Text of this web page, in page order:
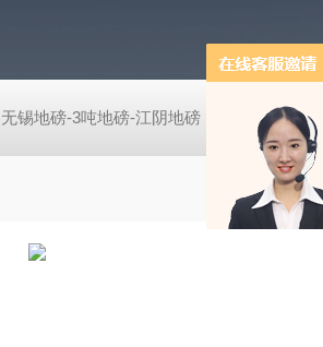
无锡地磅-3吨地磅-江阴地磅【佳宜电子】